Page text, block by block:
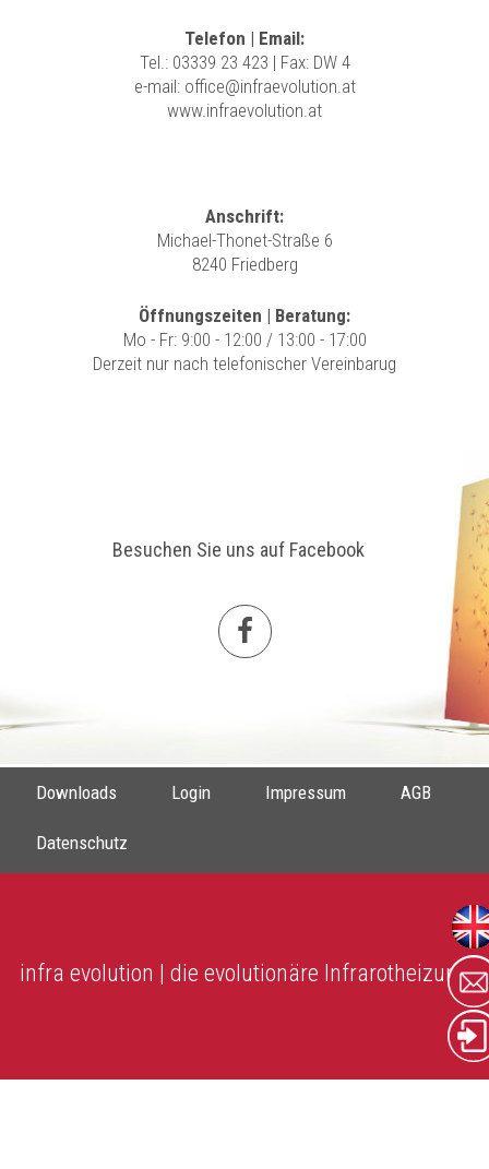
Telefon | Email:
Tel.: 03339 23 423 | Fax: DW 4
e-mail: office@infraevolution.at
www.infraevolution.at
Anschrift:
Michael-Thonet-Straße 6
8240 Friedberg
Öffnungszeiten | Beratung:
Mo - Fr: 9:00 - 12:00 / 13:00 - 17:00
Derzeit nur nach telefonischer Vereinbarug
Besuchen Sie uns auf Facebook
Downloads Login Impressum AGB
Datenschutz
infra evolution | die evolutionäre Infrarotheizung